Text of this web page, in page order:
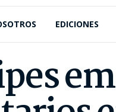
EDICIONES